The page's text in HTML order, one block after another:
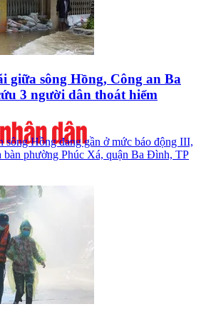
giữa sông Hồng, Công an Ba
3 người dân thoát hiểm
sông Hồng đang gần ở mức báo động III,
bàn phường Phúc Xá, quận Ba Đình, TP